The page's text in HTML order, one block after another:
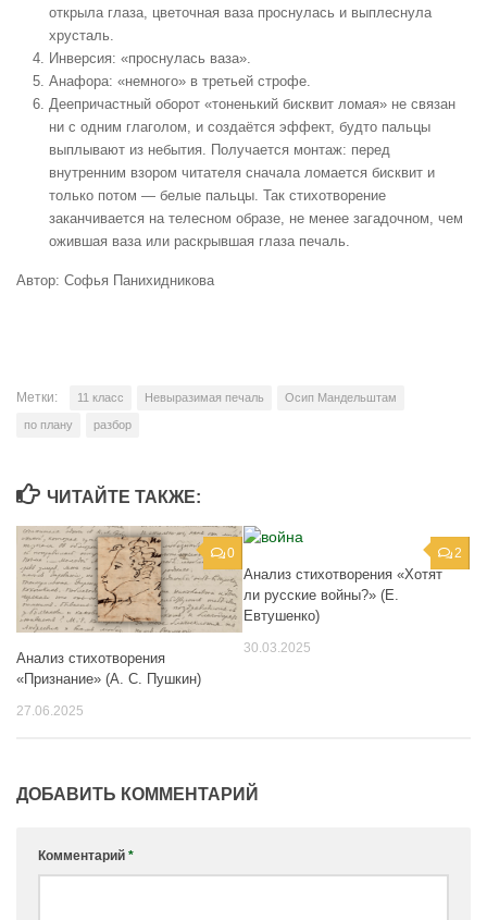
открыла глаза, цветочная ваза проснулась и выплеснула
хрусталь.
Инверсия: «проснулась ваза».
Анафора: «немного» в третьей строфе.
Деепричастный оборот «тоненький бисквит ломая» не связан
ни с одним глаголом, и создаётся эффект, будто пальцы
выплывают из небытия. Получается монтаж: перед
внутренним взором читателя сначала ломается бисквит и
только потом — белые пальцы. Так стихотворение
заканчивается на телесном образе, не менее загадочном, чем
ожившая ваза или раскрывшая глаза печаль.
Автор: Софья Панихидникова
Метки: 11 класс Невыразимая печаль Осип Мандельштам
по плану разбор
ЧИТАЙТЕ ТАКЖЕ:
0
Анализ стихотворения
«Признание» (А. С. Пушкин)
27.06.2025
2
Анализ стихотворения «Хотят
ли русские войны?» (Е.
Евтушенко)
30.03.2025
ДОБАВИТЬ КОММЕНТАРИЙ
Комментарий *